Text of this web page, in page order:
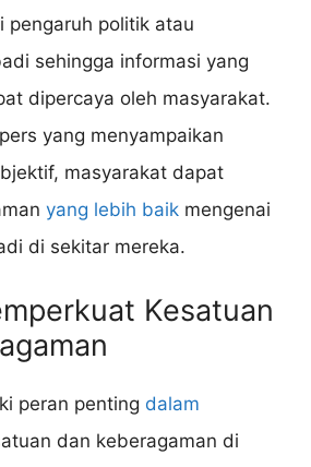
pengaruh politik atau
sehingga informasi yang
dipercaya oleh masyarakat.
yang menyampaikan
masyarakat dapat
yang lebih baik mengenai
di sekitar mereka.
Kesatuan
peran penting dalam
dan keberagaman di